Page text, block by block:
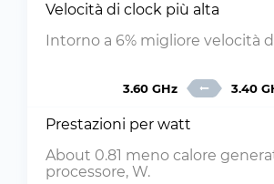
Velocità di clock più alta
Intorno a 6% migliore velocità
3.60 GHz 3.40
Prestazioni per watt
About 0.81 meno calore
processore, W.